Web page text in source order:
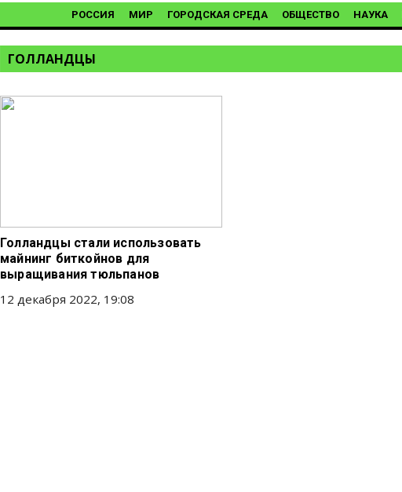
РОССИЯ МИР ГОРОДСКАЯ СРЕДА ОБЩЕСТВО НАУКА
ГОЛЛАНДЦЫ
Голландцы стали использовать
майнинг биткойнов для
выращивания тюльпанов
12 декабря 2022, 19:08